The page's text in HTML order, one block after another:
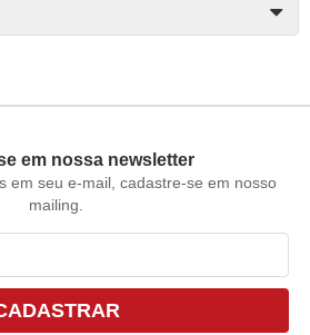
em nossa newsletter
em seu e-mail, cadastre-se em nosso
mailing.